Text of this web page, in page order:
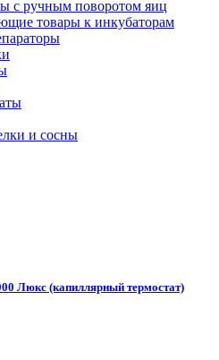
с ручным поворотом яиц
товары к инкубаторам
и сосны
Люкс (капиллярный термостат)